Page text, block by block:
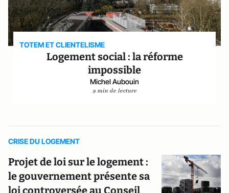
TOTEM ET CLIENTELISME
Logement social : la réforme
impossible
Michel Aubouin
9 min de lecture
CRISE DU LOGEMENT
Projet de loi sur le logement :
le gouvernement présente sa
loi controversée au Conseil